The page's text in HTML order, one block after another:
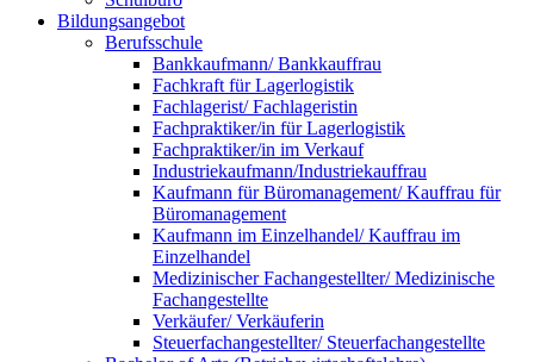
Bildungsangebot
Berufsschule
Bankkaufmann/ Bankkauffrau
Fachkraft für Lagerlogistik
Fachlagerist/ Fachlageristin
Fachpraktiker/in für Lagerlogistik
Fachpraktiker/in im Verkauf
Industriekaufmann/Industriekauffrau
Kaufmann für Büromanagement/ Kauffrau für
Büromanagement
Kaufmann im Einzelhandel/ Kauffrau im
Einzelhandel
Medizinischer Fachangestellter/ Medizinische
Fachangestellte
Verkäufer/ Verkäuferin
Steuerfachangestellter/ Steuerfachangestellte